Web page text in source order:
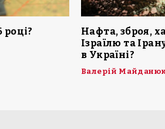
році?
Нафта, зброя,
Ізраїлю та
в Україні?
Валерій